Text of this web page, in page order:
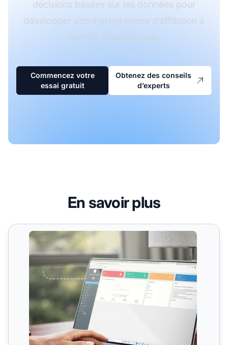
décisions basées sur les données pour
développer votre programme d’affiliation à
l’échelle internationale.
Commencez votre
essai gratuit
Obtenez des conseils
d’experts
En savoir plus
Rapport de superposition cartographique